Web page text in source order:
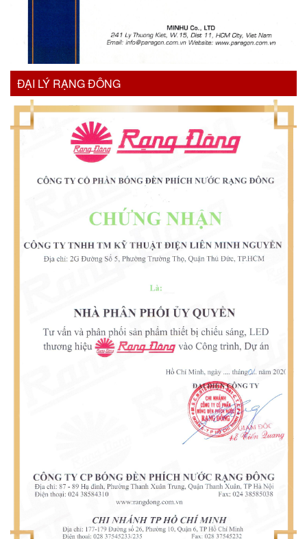
ĐẠI LÝ RẠNG ĐÔNG